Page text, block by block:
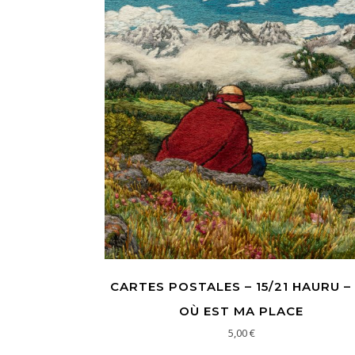
CARTES POSTALES – 15/21 HAURU
OÙ EST MA PLACE
5,00€